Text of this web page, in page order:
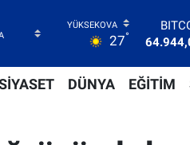
27°
DÜNYA EĞİTİM